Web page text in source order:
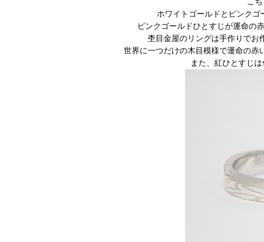
ホワイトゴールドとピンク
ピンクゴールドひとすじが運命の
杢目金屋のリングは手作りでお
世界に一つだけの木目模様で運命の赤
また、紅ひとすじ